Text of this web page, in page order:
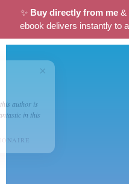
✨ Buy directly from me &
ebook delivers instantly to
★★★★☆
"If you love the BWWM genre this
for you. Rowe and Sable are fantastic
THE BILLIONAIRE'S